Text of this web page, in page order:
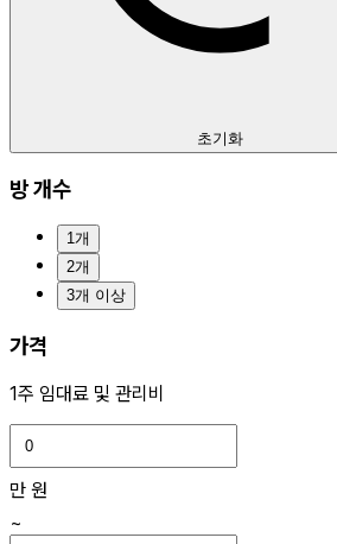
초기화
방 개수
1개
2개
3개 이상
가격
1주 임대료 및 관리비
만 원
~